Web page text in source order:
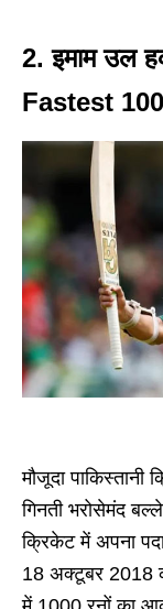
2. इमाम उल
Fastest
मौजूदा
गिनती भरोसेमंद
क्रिकेट में अपना
18 अक्टूबर 2018